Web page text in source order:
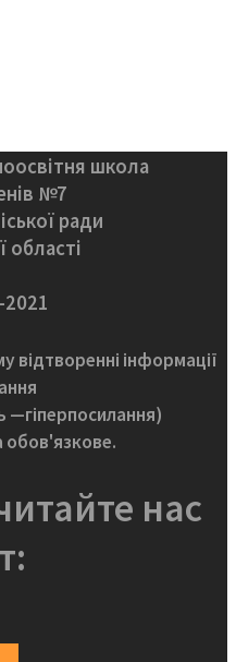
школа
№7
ради
області
відтворенні інформації
—гіперпосилання)
обов'язкове.
нас